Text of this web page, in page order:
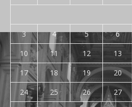
3
4 5 6
10
11 12 13
17
18 19 20
24
25 26 27